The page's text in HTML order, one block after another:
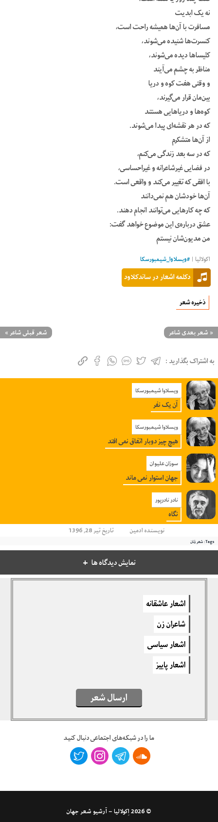
نه یک ابدیت
مسافرت با آن‌ها همیشه راحت است،
کنسرت‌ها شنیده می‌شوند،
کلیساها دیده می‌شوند،
مناظر به چشم می‌آیند
و وقتی هفت کوه و دریا
بین‌مان قرار می‌گیرند،
کوه‌ها و دریاهایی هستند
که در هر نقشه‌ای پیدا می‌شوند.
از آن‌ها متشکرم
که در سه بعد زندگی می‌کنم،
در فضایی غیرشاعرانه و غیراحساسی،
با افقی که تغییر می‌کند و واقعی است.
آن‌ها خودشان هم نمی‌دانند
که چه کارهایی می‌توانند انجام دهند.
عشق درباره‌ی این موضوع خواهد گفت:
من مدیون‌شان نیستم
اکولالیا |
#ویسلاوا_شیمبورسکا
دکلمه اشعار در ساندکلاود
ذخیره شعر
« شعر بعدی شاعر شعر قبلی شاعر»
به اشتراک بگذارید :
ویسلاوا شیمبورسکا
آن یک نفر
ویسلاوا شیمبورسکا
هیچ چیز دوبار اتفاق نمی افتد
سوزان علیوان
جهان استوار نمی ماند
نادر نادرپور
نگاه
نویسندهادمین تاریخ تیر 28, 1396
Tags: شعر زنان
نمایش دیدگاه ها
دیدگاهتان را بنویسید
برای نوشتن دیدگاه باید
اشعار عاشقانه
شاعران زن
اشعار سیاسی
اشعار پاییز
ارسال شعر
ما را در شبکه‌های اجتماعی دنبال کنید
© 2026
اِکولالیا – آرشیو شعر جهان